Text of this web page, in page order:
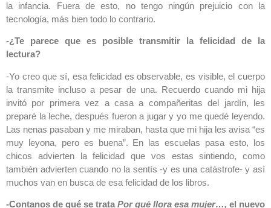
la infancia. Fuera de esto, no tengo ningún prejuicio con la
tecnología, más bien todo lo contrario.
-¿Te parece que es posible transmitir la felicidad de la
lectura?
-Yo creo que sí, esa felicidad es observable, es visible, el cuerpo
la transmite incluso a pesar de una. Recuerdo cuando mi hija
invitó por primera vez a casa a compañeritas del jardín, les
preparé la leche, después fueron a jugar y yo me quedé leyendo.
Las nenas pasaban y me miraban, hasta que mi hija les avisa “es
muy leyona, pero es buena”. En las escuelas pasa esto, los
chicos advierten la felicidad que vos estas sintiendo, como
también advierten cuando no la sentís -y es una catástrofe- y así
muchos van en busca de esa felicidad de los libros.
-Contanos de qué se trata Por qué llora esa mujer…, el nuevo